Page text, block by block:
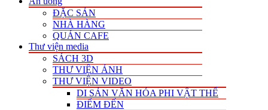
ĐẶC SẢN
NHÀ HÀNG
QUÁN CAFE
Thư viện media
SÁCH 3D
THƯ VIỆN ẢNH
THƯ VIỆN VIDEO
DI SẢN VĂN HÓA PHI VẬT THỂ
ĐIỂM ĐẾN